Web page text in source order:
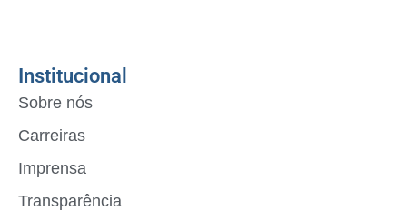
Institucional
Sobre nós
Carreiras
Imprensa
Transparência